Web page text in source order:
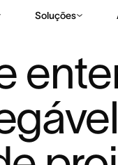
Soluções